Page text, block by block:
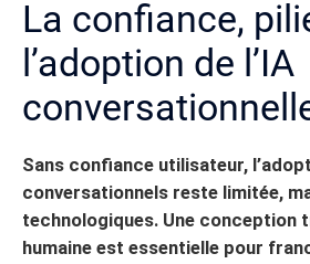
La confiance,
l’adoption de l’IA
Sans confiance utilisateur,
conversationnels reste limitée,
technologiques. Une conception
humaine est essentielle pour